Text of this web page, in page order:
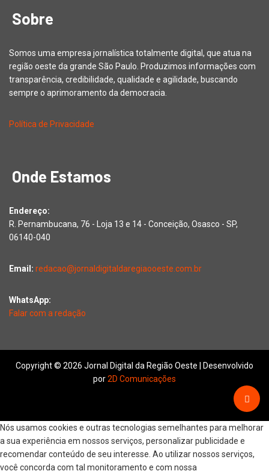
Sobre
Somos uma empresa jornalística totalmente digital, que atua na
região oeste da grande São Paulo. Produzimos informações com
transparência, credibilidade, qualidade e agilidade, buscando
sempre o aprimoramento da democracia.
Política de Privacidade
Onde Estamos
Endereço:
R. Pernambucana, 76 - Loja 13 e 14 - Conceição, Osasco - SP,
06140-040
Email: redacao@jornaldigitaldaregiaooeste.com.br
WhatsApp:
Falar com a redação
Copyright © 2026 Jornal Digital da Região Oeste | Desenvolvido
por2D Comunicações
Nós usamos cookies e outras tecnologias semelhantes para melhorar
a sua experiência em nossos serviços, personalizar publicidade e
recomendar conteúdo de seu interesse. Ao utilizar nossos serviços,
você concorda com tal monitoramento e com nossa